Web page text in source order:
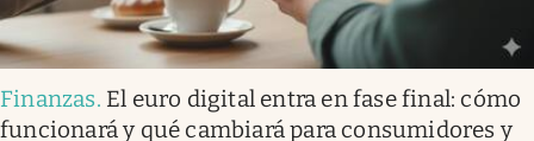
Finanzas. El euro digital entra en fase final: cómo
funcionará y qué cambiará para consumidores y